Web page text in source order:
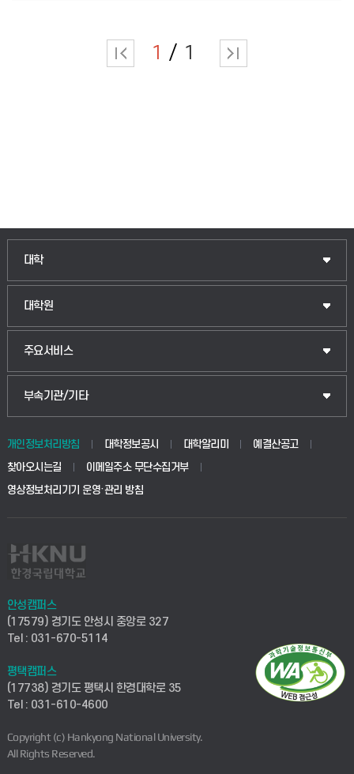
1 1
대학
대학원
주요서비스
부속기관/기타
개인정보처리방침 대학정보공시 대학알리미
예결산공고
찾아오시는길
이메일주소 무단수집거부
영상정보처리기기 운영·관리 방침
안성캠퍼스
(17579) 경기도 안성시 중앙로 327
Tel : 031-670-5114
평택캠퍼스
(17738) 경기도 평택시 한경대학로 35
Tel : 031-610-4600
Copyright (c) Hankyong National University.
All Rights Reserved.